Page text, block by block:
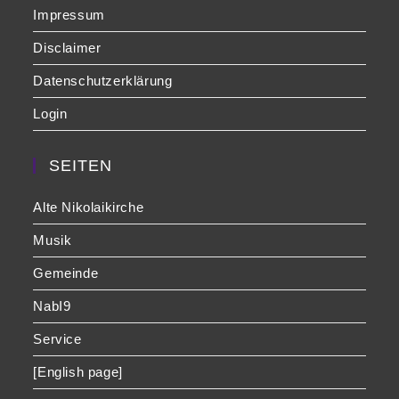
Impressum
Disclaimer
Datenschutzerklärung
Login
SEITEN
Alte Nikolaikirche
Musik
Gemeinde
NabI9
Service
[English page]